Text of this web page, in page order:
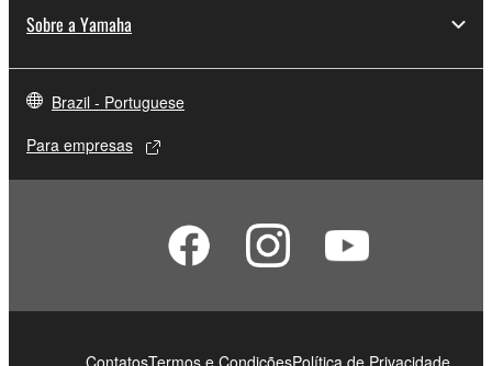
Sobre a Yamaha
Brazil - Portuguese
Para empresas